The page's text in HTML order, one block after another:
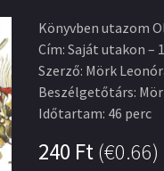
Könyvben utazom
Cím: Saját utakon –
Szerző: Mörk
Beszélgetőtárs:
Időtartam: 46 perc
240 Ft(€0.66)